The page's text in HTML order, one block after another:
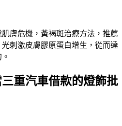
膚危機，黃褐斑治療方法，推薦
刺激皮膚膠原蛋白增生，從而達
重汽車借款的燈飾批